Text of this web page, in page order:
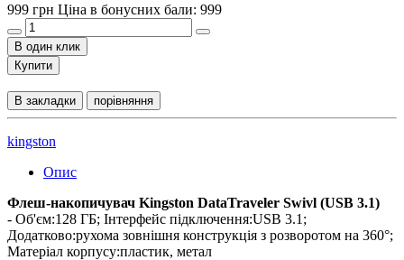
999 грн Ціна в бонусних бали: 999
В один клик
Купити
В закладки порівняння
kingston
Опис
Флеш-накопичувач Kingston DataTraveler Swivl (USB 3.1)
- Об'єм:128 ГБ; Інтерфейс підключення:USB 3.1;
Додатково:рухома зовнішня конструкція з розворотом на 360°;
Матеріал корпусу:пластик, метал